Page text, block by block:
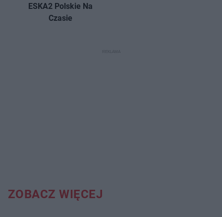
ESKA2 Polskie Na
Czasie
ZOBACZ WIĘCEJ